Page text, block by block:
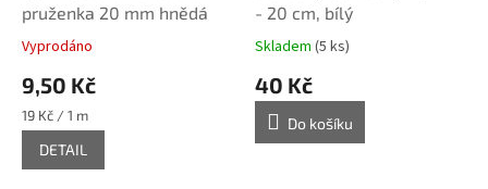
pruženka 20 mm hnědá
Vyprodáno
9,50 Kč
Měrná
cena:
19 Kč / 1 m
DETAIL
- 20 cm, bílý
Skladem (5 ks)
40 Kč
Do košíku